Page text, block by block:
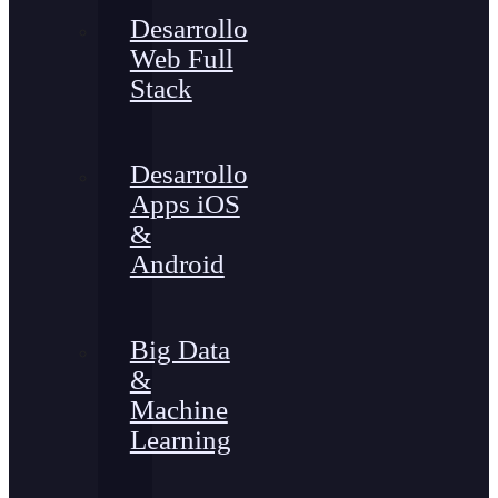
Desarrollo
Web Full
Stack
Desarrollo
Apps iOS
&
Android
Big Data
&
Machine
Learning